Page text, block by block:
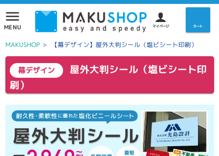
menu
MENU マイページ カート
MAKUSHOP > 【幕デザイン】屋外大判シール（塩ビシート印刷）
幕デザイン
屋外大判シール（塩ビシート印
刷）